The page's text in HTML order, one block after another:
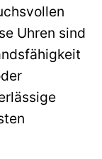
Uhren sind